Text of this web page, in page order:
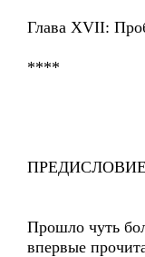
Глава XVII:
****
ПРЕДИСЛОВИЕ
Прошло чуть
впервые